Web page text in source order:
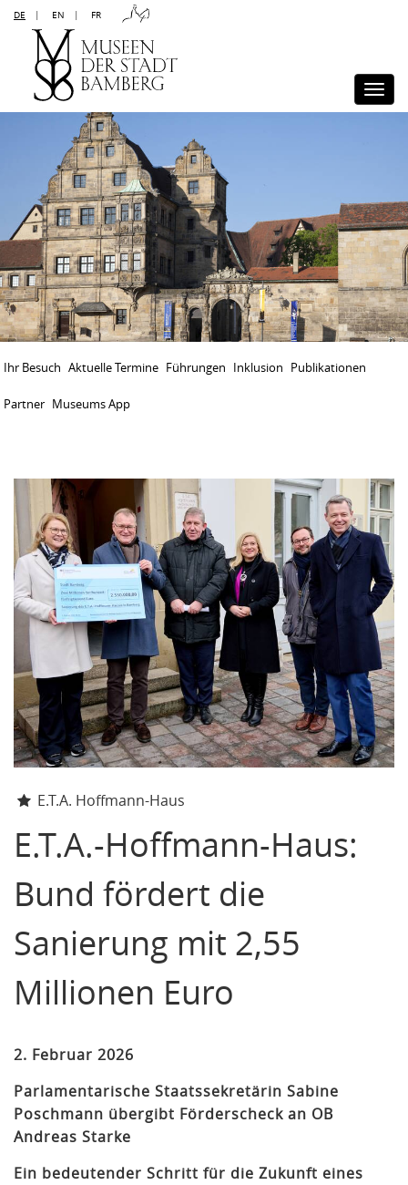
DE EN FR
Kontakt Sitemap Impressum
Disclaimer
Presse
Ihr Besuch Aktuelle Termine Führungen Inklusion Publikationen
Partner Museums App
E.T.A. Hoffmann-Haus
E.T.A.-Hoffmann-Haus:
Bund fördert die
Sanierung mit 2,55
Millionen Euro
2. Februar 2026
Parlamentarische Staatssekretärin Sabine
Poschmann übergibt Förderscheck an OB
Andreas Starke
Ein bedeutender Schritt für die Zukunft eines